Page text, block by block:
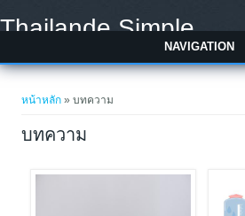
Thailande Simple
NAVIGATION
หน้าหลัก » บทความ
บทความ